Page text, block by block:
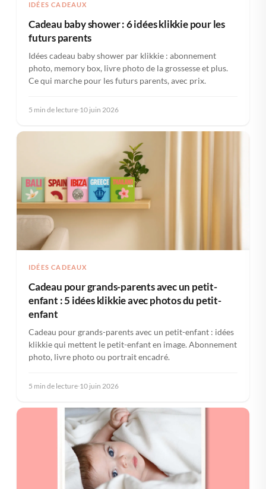
IDÉES CADEAUX
Idées cadeau baby shower par klikkie : abonnement
photo, memory box, livre photo de la grossesse et plus.
Ce qui marche pour les futurs parents, avec prix.
5 min de lecture·10 juin 2026
Cadeau baby shower : 6 idées klikkie pour les
futurs parents
IDÉES CADEAUX
Cadeau pour grands-parents avec un petit-enfant : idées
klikkie qui mettent le petit-enfant en image. Abonnement
photo, livre photo ou portrait encadré.
5 min de lecture·10 juin 2026
Cadeau pour grands-parents avec un petit-
enfant : 5 idées klikkie avec photos du petit-
enfant